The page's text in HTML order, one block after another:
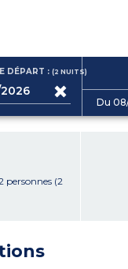
DÉPART :(2NUITS)
Du
personnes (2